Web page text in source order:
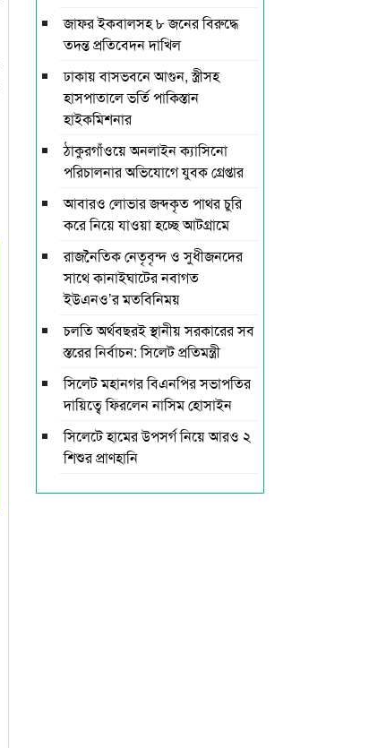
জাফর ইকবালসহ ৮ জনের বিরুদ্ধে
তদন্ত প্রতিবেদন দাখিল
ঢাকায় বাসভবনে আগুন, স্ত্রীসহ
হাসপাতালে ভর্তি পাকিস্তান
হাইকমিশনার
ঠাকুরগাঁওয়ে অনলাইন ক্যাসিনো
পরিচালনার অভিযোগে যুবক গ্রেপ্তার
আবারও লোভার জব্দকৃত পাথর চুরি
করে নিয়ে যাওয়া হচ্ছে আটগ্রামে
রাজনৈতিক নেতৃবৃন্দ ও সুধীজনদের
সাথে কানাইঘাটের নবাগত
ইউএনও’র মতবিনিময়
চলতি অর্থবছরই স্থানীয় সরকারের সব
স্তরের নির্বাচন: সিলেট প্রতিমন্ত্রী
সিলেট মহানগর বিএনপির সভাপতির
দায়িত্বে ফিরলেন নাসিম হোসাইন
সিলেটে হামের উপসর্গ নিয়ে আরও ২
শিশুর প্রাণহানি